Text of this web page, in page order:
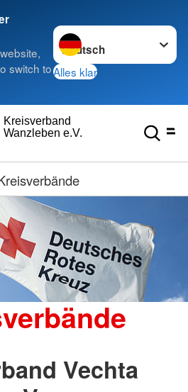
switch to
Sprache wechseln zu
Alles klar
Wanzleben e.V.
Kreisverband
Vechta